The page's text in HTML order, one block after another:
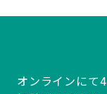
オンラインにて